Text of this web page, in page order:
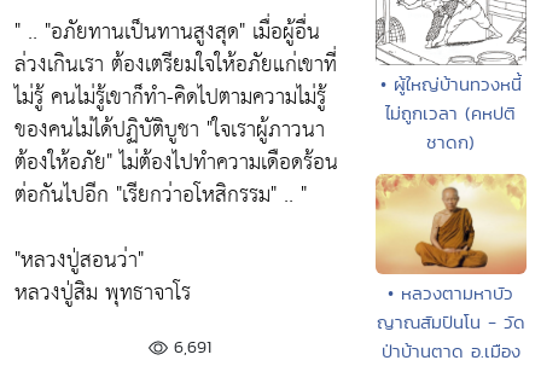
" .. "อภัยทานเป็นทานสูงสุด" เมื่อผู้อื่น
ล่วงเกินเรา ต้องเตรียมใจให้อภัยแก่เขาที่
ไม่รู้ คนไม่รู้เขาก็ทำ-คิดไปตามความไม่รู้
ของคนไม่ได้ปฏิบัติบูชา "ใจเราผู้ภาวนา
ต้องให้อภัย"ไม่ต้องไปทำความเดือดร้อน
ต่อกันไปอีก "เรียกว่าอโหสิกรรม" .. "
"หลวงปู่สอนว่า"
หลวงปู่สิม พุทธาจาโร
6,691
• ผู้ใหญ่บ้านทวงหนี้
ไม่ถูกเวลา (คหปติ
ชาดก)
• หลวงตามหาบัว
ญาณสัมปันโน - วัด
ป่าบ้านตาด อ.เมือง